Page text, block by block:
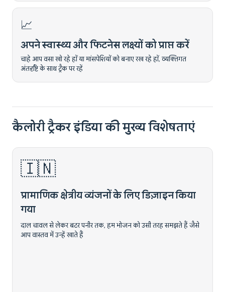
📈
अपने स्वास्थ्य और फिटनेस लक्ष्यों को प्राप्त करें
चाहे आप वसा खो रहे हों या मांसपेशियों को बनाए रख रहे हों, व्यक्तिगत
अंतर्दृष्टि के साथ ट्रैक पर रहें
कैलोरी ट्रैकर इंडिया की मुख्य विशेषताएं
🇮🇳
प्रामाणिक क्षेत्रीय व्यंजनों के लिए डिज़ाइन किया
गया
दाल चावल से लेकर बटर पनीर तक, हम भोजन को उसी तरह समझते हैं जैसे
आप वास्तव में उन्हें खाते हैं